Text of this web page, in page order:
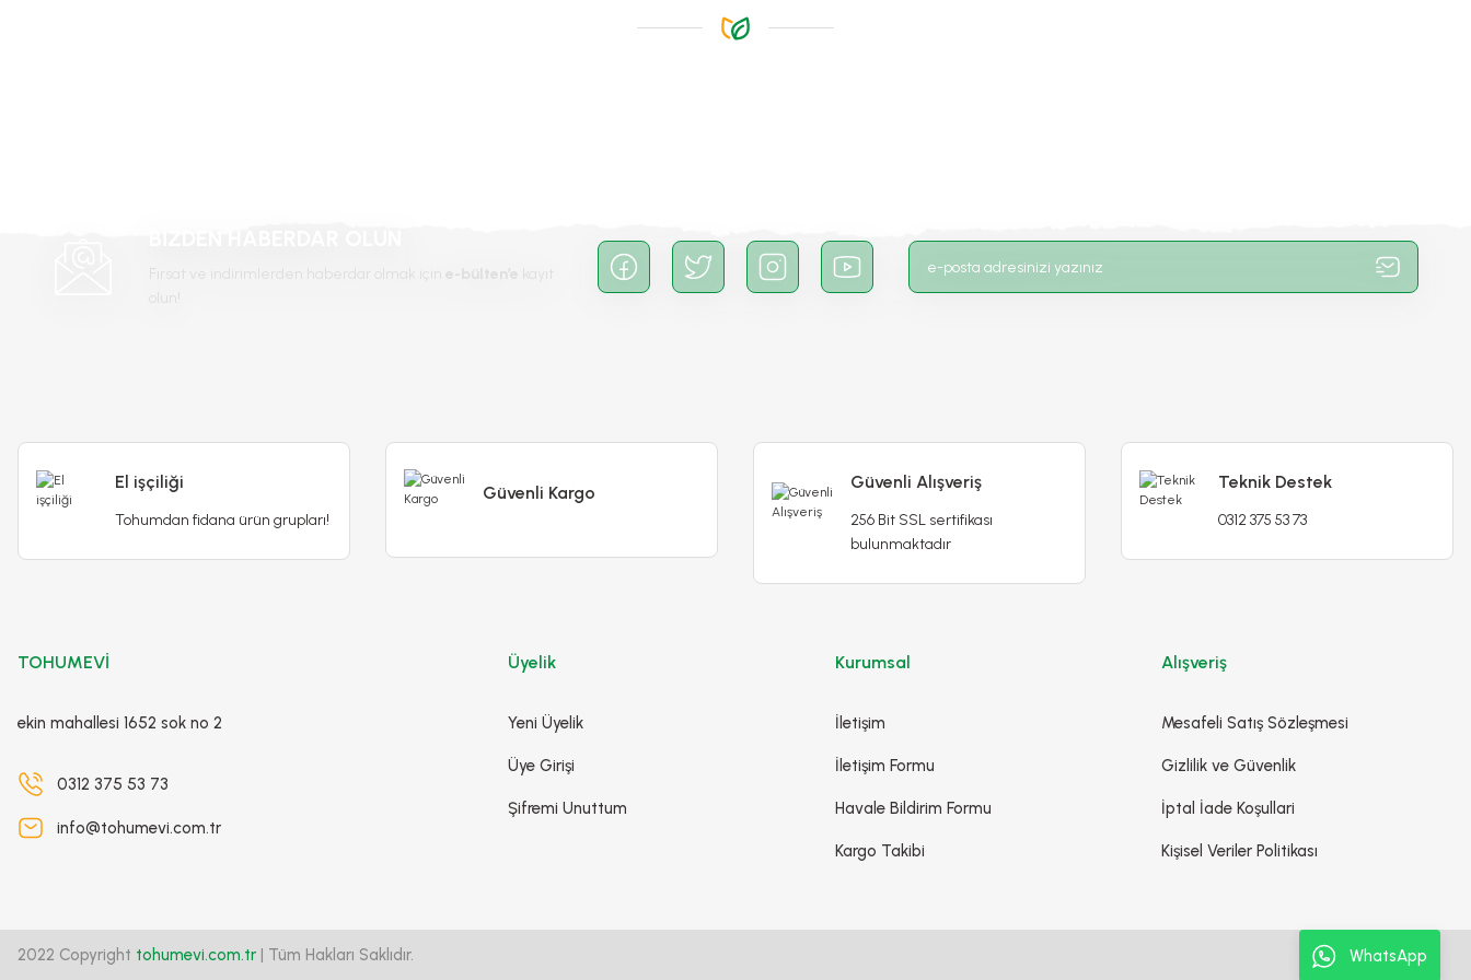
Stokta Yok Stokta Yok
El işçiliği
Tohumdan fidana ürün grupları!
Güvenli Kargo
Güvenli Alışveriş
256 Bit SSL sertifikası
bulunmaktadır
Teknik Destek
0312 375 53 73
TOHUMEVİ
ekin mahallesi 1652 sok no 2
0312 375 53 73
info@tohumevi.com.tr
Üyelik
Yeni Üyelik
Üye Girişi
Şifremi Unuttum
Kurumsal
İletişim
İletişim Formu
Havale Bildirim Formu
Kargo Takibi
Alışveriş
Mesafeli Satış Sözleşmesi
Gizlilik ve Güvenlik
İptal İade Koşullari
Kişisel Veriler Politikası
2022 Copyright tohumevi.com.tr | Tüm Hakları Saklıdır. WhatsApp